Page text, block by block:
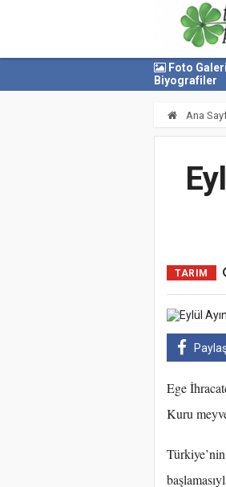
Foto Galeri
Biyografiler
Ana
TARIM
Ege
Kuru